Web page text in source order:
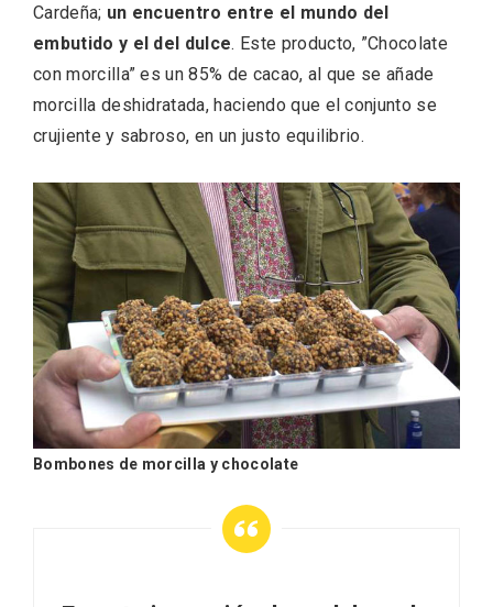
Cardeña; un encuentro entre el mundo del
embutido y el del dulce. Este producto, ”Chocolate
con morcilla” es un 85% de cacao, al que se añade
morcilla deshidratada, haciendo que el conjunto se
crujiente y sabroso, en un justo equilibrio.
Bombones de morcilla y chocolate
Recorre los fiordos leoneses en Riaño